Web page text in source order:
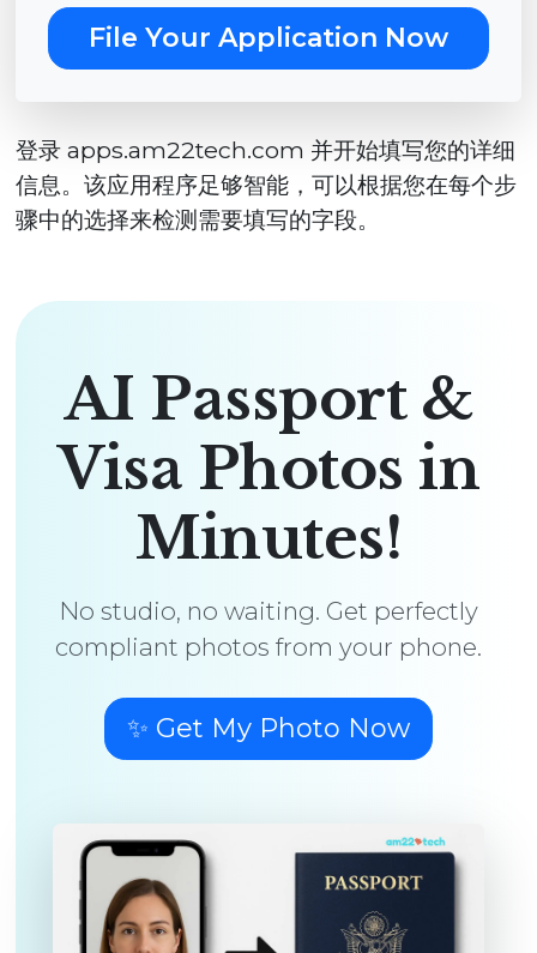
File Your Application Now
登录 apps.am22tech.com 并开始填写您的详细
信息。该应用程序足够智能，可以根据您在每个步
骤中的选择来检测需要填写的字段。
AI Passport &
Visa Photos in
Minutes!
No studio, no waiting. Get perfectly
compliant photos from your phone.
✨ Get My Photo Now